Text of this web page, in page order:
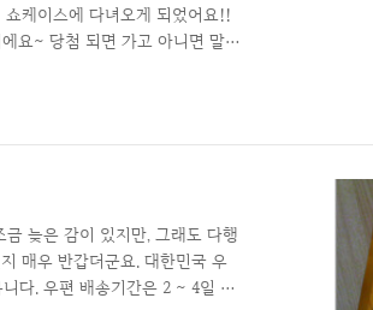
케이스에 다녀오게 되었어요!!
요~ 당첨 되면 가고 아니면 말자
가 후기를 남기는 이유에요. 귀
오는 친구와 같이 당첨 되어서 세
늦은 감이 있지만, 그래도 다행
매우 반갑더군요. 대한민국 우
다. 우편 배송기간은 2 ~ 4일 이